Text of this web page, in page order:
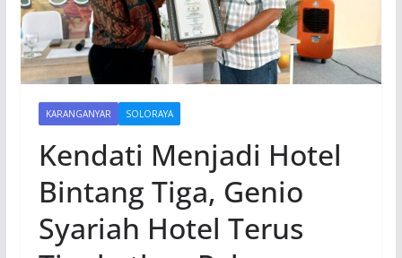
KARANGANYAR SOLORAYA
Kendati Menjadi Hotel
Bintang Tiga, Genio
Syariah Hotel Terus